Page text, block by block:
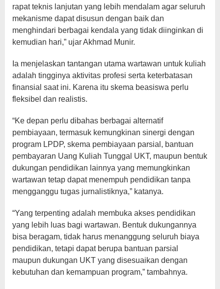
rapat teknis lanjutan yang lebih mendalam agar seluruh
mekanisme dapat disusun dengan baik dan
menghindari berbagai kendala yang tidak diinginkan di
kemudian hari,” ujar Akhmad Munir.
Ia menjelaskan tantangan utama wartawan untuk kuliah
adalah tingginya aktivitas profesi serta keterbatasan
finansial saat ini. Karena itu skema beasiswa perlu
fleksibel dan realistis.
“Ke depan perlu dibahas berbagai alternatif
pembiayaan, termasuk kemungkinan sinergi dengan
program LPDP, skema pembiayaan parsial, bantuan
pembayaran Uang Kuliah Tunggal UKT, maupun bentuk
dukungan pendidikan lainnya yang memungkinkan
wartawan tetap dapat menempuh pendidikan tanpa
mengganggu tugas jurnalistiknya,” katanya.
“Yang terpenting adalah membuka akses pendidikan
yang lebih luas bagi wartawan. Bentuk dukungannya
bisa beragam, tidak harus menanggung seluruh biaya
pendidikan, tetapi dapat berupa bantuan parsial
maupun dukungan UKT yang disesuaikan dengan
kebutuhan dan kemampuan program,” tambahnya.